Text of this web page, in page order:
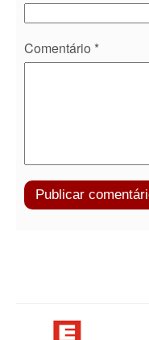
Comentário *